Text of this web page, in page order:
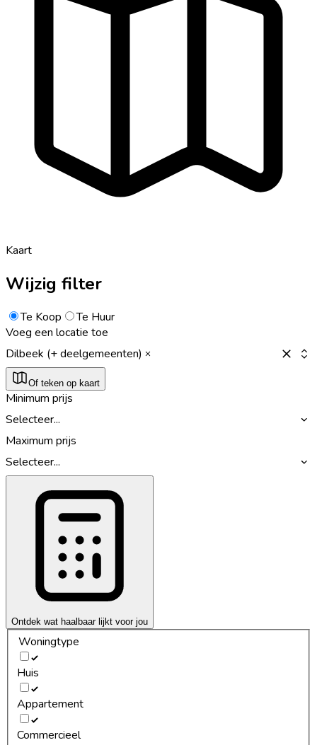
Kaart
Wijzig filter
Te Koop
Te Huur
Voeg een locatie toe
Dilbeek (+ deelgemeenten)
Of teken op kaart
Minimum prijs
Selecteer...
Maximum prijs
Selecteer...
Ontdek wat haalbaar lijkt voor jou
Woningtype
Huis
Appartement
Commercieel